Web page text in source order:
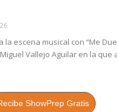
la escena musical con “Me
Vallejo Aguilar en la que
ShowPrep Gratis